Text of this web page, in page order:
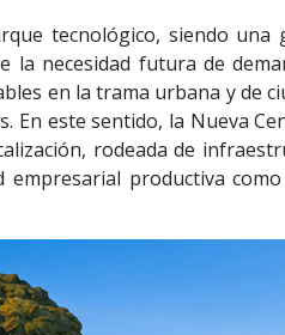
tecnológico, siendo
la necesidad futura de
en la trama urbana y de
En este sentido, la Nueva
rodeada de
productiva